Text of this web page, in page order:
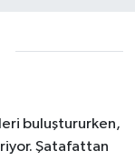
buluştururken,
Şatafattan